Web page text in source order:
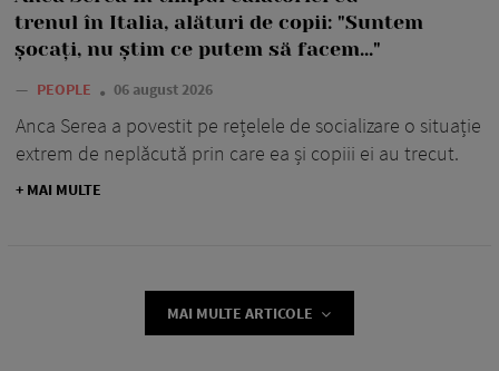
trenul în Italia, alături de copii: "Suntem
șocați, nu știm ce putem să facem..."
— PEOPLE 06 august 2026
Anca Serea a povestit pe rețelele de socializare o situație
extrem de neplăcută prin care ea și copiii ei au trecut.
+ MAI MULTE
MAI MULTE ARTICOLE